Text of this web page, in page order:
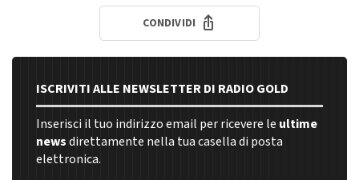
CONDIVIDI
ISCRIVITI ALLE NEWSLETTER DI RADIO GOLD
Inserisci il tuo indirizzo email per ricevere le ultime
newsdirettamente nella tua casella di posta
elettronica.